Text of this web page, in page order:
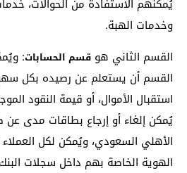
يُمكنهم الاستفادة من الحوالات،
وخدمات الهبة.
القسم الثاني هو قسم الحسابات:
القسم أن يستعلم عن رصيده بكل
استقبال الأموال، أو قيمة النقود
يُمكن إلغاء أو إرجاع بطاقات مدى عن
الأهلي السعودي، ويُمكن لكل
الهوية الخاصة بهم داخل سجلات